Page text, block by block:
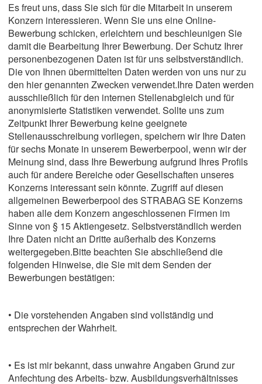
Es freut uns, dass Sie sich für die Mitarbeit in unserem
Konzern interessieren. Wenn Sie uns eine Online-
Bewerbung schicken, erleichtern und beschleunigen Sie
damit die Bearbeitung Ihrer Bewerbung. Der Schutz Ihrer
personenbezogenen Daten ist für uns selbstverständlich.
Die von Ihnen übermittelten Daten werden von uns nur zu
den hier genannten Zwecken verwendet.Ihre Daten werden
ausschließlich für den internen Stellenabgleich und für
anonymisierte Statistiken verwendet. Sollte uns zum
Zeitpunkt Ihrer Bewerbung keine geeignete
Stellenausschreibung vorliegen, speichern wir Ihre Daten
für sechs Monate in unserem Bewerberpool, wenn wir der
Meinung sind, dass Ihre Bewerbung aufgrund Ihres Profils
auch für andere Bereiche oder Gesellschaften unseres
Konzerns interessant sein könnte. Zugriff auf diesen
allgemeinen Bewerberpool des STRABAG SE Konzerns
haben alle dem Konzern angeschlossenen Firmen im
Sinne von § 15 Aktiengesetz. Selbstverständlich werden
Ihre Daten nicht an Dritte außerhalb des Konzerns
weitergegeben.Bitte beachten Sie abschließend die
folgenden Hinweise, die Sie mit dem Senden der
Bewerbungen bestätigen:
• Die vorstehenden Angaben sind vollständig und
entsprechen der Wahrheit.
• Es ist mir bekannt, dass unwahre Angaben Grund zur
Anfechtung des Arbeits- bzw. Ausbildungsverhältnisses